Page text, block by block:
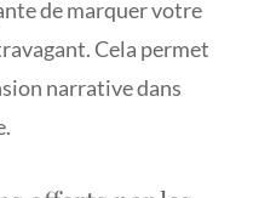
de marquer votre
Cela permet
narrative dans